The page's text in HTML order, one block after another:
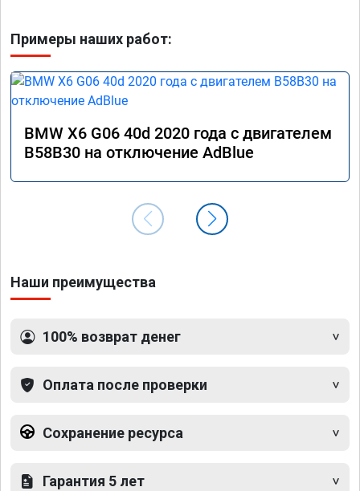
Примеры наших работ:
BMW X6 G06 40d 2020 года с двигателем
B58B30 на отключение AdBlue
Наши преимущества
100% возврат денег
Оплата после проверки
Сохранение ресурса
Гарантия 5 лет